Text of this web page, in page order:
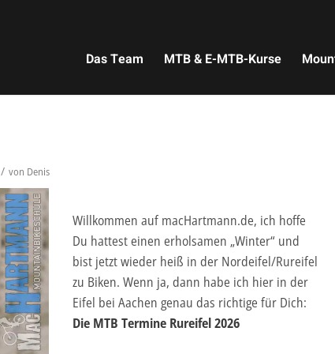
Das Team MTB & E-MTB-Kurse
/ von Denis
Willkommen auf macHartmann.de, ich hoffe
Du hattest einen erholsamen „Winter“ und
bist jetzt wieder heiß in der Nordeifel/Rureifel
zu Biken. Wenn ja, dann habe ich hier in der
Eifel bei Aachen genau das richtige für Dich:
Die MTB Termine Rureifel 2026